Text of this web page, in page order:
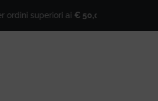
superiori ai€ 50,00! Iscriviti